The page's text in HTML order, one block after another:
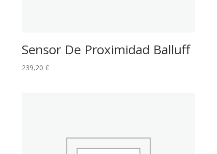
Sensor De Proximidad Balluff
239,20 €